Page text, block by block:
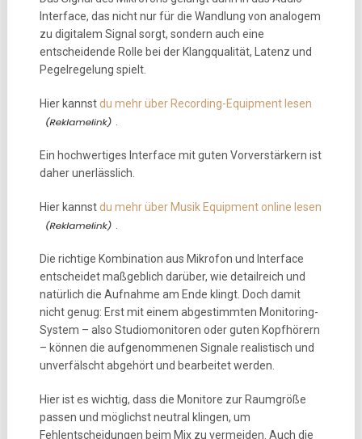
Interface, das nicht nur für die Wandlung von analogem
zu digitalem Signal sorgt, sondern auch eine
entscheidende Rolle bei der Klangqualität, Latenz und
Pegelregelung spielt.
Hier kannstdu mehr über Recording-Equipment lesen
Ein hochwertiges Interface mit guten Vorverstärkern ist
daher unerlässlich.
Hier kannstdu mehr über Musik Equipment online lesen
Die richtige Kombination aus Mikrofon und Interface
entscheidet maßgeblich darüber, wie detailreich und
natürlich die Aufnahme am Ende klingt. Doch damit
nicht genug: Erst mit einem abgestimmten Monitoring-
System – also Studiomonitoren oder guten Kopfhörern
– können die aufgenommenen Signale realistisch und
unverfälscht abgehört und bearbeitet werden.
Hier ist es wichtig, dass die Monitore zur Raumgröße
passen und möglichst neutral klingen, um
Fehlentscheidungen beim Mix zu vermeiden. Auch die